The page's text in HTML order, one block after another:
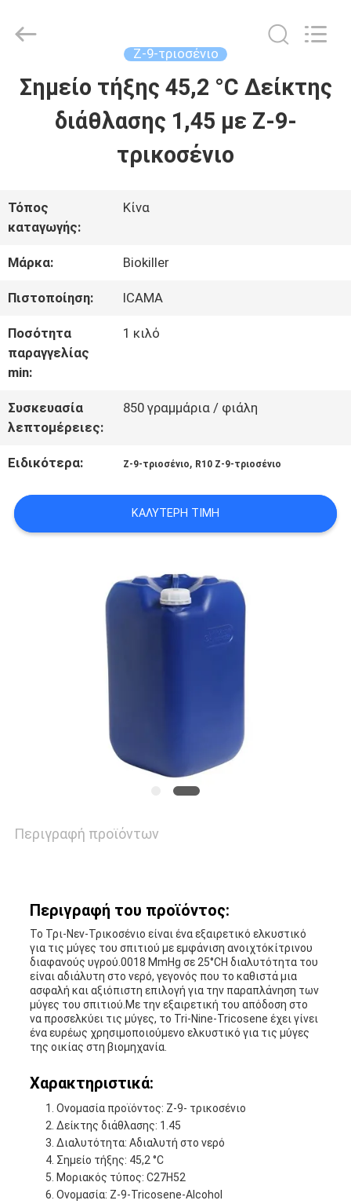
ΣΠΊΤΙ
ΒΊΝΤΕΟ
ΠΕΡΊΠΟΥ
ΕΜΕΊΣ
ΓΎΡΟΣ
ΕΡΓΟΣΤΑΣΊΩΝ
ΠΟΙΟΤΙΚΌΣ
ΈΛΕΓΧΟΣ
ΜΑΣ
ΑΠΌΣΠΑΣΜΑ
SITEMAP
PRIVACY
POLICY
Biological
Technology
Rights
Reserved.
Ζ-9-τριοσένιο
Σημείο τήξης 45,2 °C Δείκτης
διάθλασης 1,45 με Z-9-
τρικοσένιο
Τόπος
καταγωγής:
Κίνα
Μάρκα: Biokiller
Πιστοποίηση: ICAMA
Ποσότητα
παραγγελίας
min:
1 κιλό
Συσκευασία
λεπτομέρειες:
850 γραμμάρια / φιάλη
Ειδικότερα: Ζ-9-τριοσένιο, R10 Z-9-τριοσένιο
ΚΑΛΎΤΕΡΗ ΤΙΜΉ
Περιγραφή προϊόντων
Περιγραφή του προϊόντος:
Το Τρι-Νεν-Τρικοσένιο είναι ένα εξαιρετικό ελκυστικό
για τις μύγες του σπιτιού με εμφάνιση ανοιχτόκίτρινου
διαφανούς υγρού.0018 MmHg σε 25°CΗ διαλυτότητα του
είναι αδιάλυτη στο νερό, γεγονός που το καθιστά μια
ασφαλή και αξιόπιστη επιλογή για την παραπλάνηση των
μύγες του σπιτιού.Με την εξαιρετική του απόδοση στο
να προσελκύει τις μύγες, το Tri-Nine-Tricosene έχει γίνει
ένα ευρέως χρησιμοποιούμενο ελκυστικό για τις μύγες
της οικίας στη βιομηχανία.
Χαρακτηριστικά:
Ονομασία προϊόντος: Z-9- τρικοσένιο
Δείκτης διάθλασης: 1.45
Διαλυτότητα: Αδιαλυτή στο νερό
Σημείο τήξης: 45,2 °C
Μοριακός τύπος: C27H52
Ονομασία: Z-9-Tricosene-Alcohol